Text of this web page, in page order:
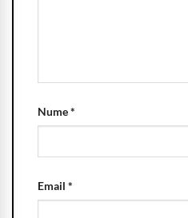
Nume*
Email *